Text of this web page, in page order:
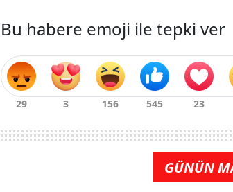
Bu habere emoji ile tepki ver
GÜNÜN